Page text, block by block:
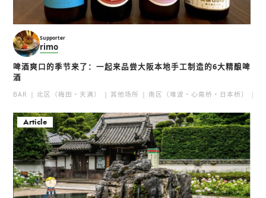
Supporter
rimo
啤酒爽口的季节来了：一起来品尝大阪本地手工制造的6大精酿啤
酒
BAR 北区（梅田・天满） 其他场所 南区（难波・心斋桥・日本桥）
Article